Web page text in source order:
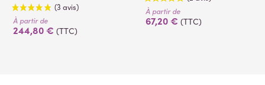
À partir de
244,80 € (TTC)
À partir de
67,20 € (TTC)